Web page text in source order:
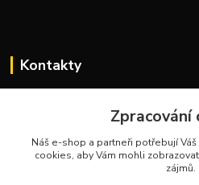
Kontakty
+420 732 915 376
info@zeustechnics.cz
Zpracování
Náš e-shop a partneři potřebují Váš
cookies, aby Vám mohli
zájmů.